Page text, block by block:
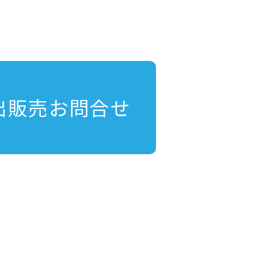
販売お問合せ